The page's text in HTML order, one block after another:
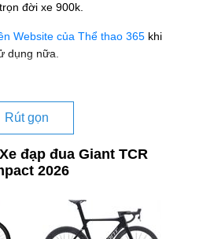
đời xe 900k.
Website của Thể thao 365 khi
dụng nữa.
Rút gọn
đạp đua Giant TCR
2026